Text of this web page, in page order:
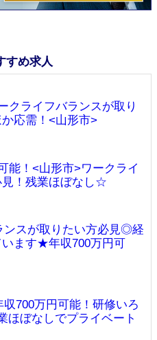
すめ求人
クライフバランスが取り
応需！<山形市>
能！<山形市>ワークライ
見！残業ほぼなし☆
ンスが取りたい方必見◎経
ます★年収700万円可
700万円可能！研修いろ
ぼなしでプライベート